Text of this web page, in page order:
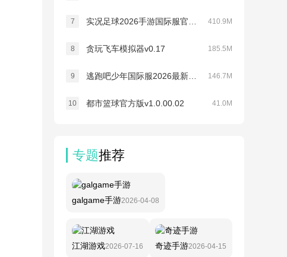
7 410.9M
8 贪玩飞车模拟器v0.17 185.5M
9 146.7M
10 都市篮球官方版v1.0.00.02 41.0M
专题推荐
galgame手游2026-04-08
江湖游戏2026-07-16 奇迹手游2026-04-15